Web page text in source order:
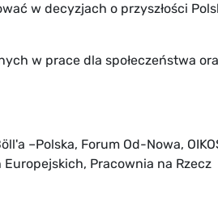
w decyzjach o przyszłości
w prace dla społeczeństwa
–Polska, Forum Od-Nowa,
Pracownia na Rzecz